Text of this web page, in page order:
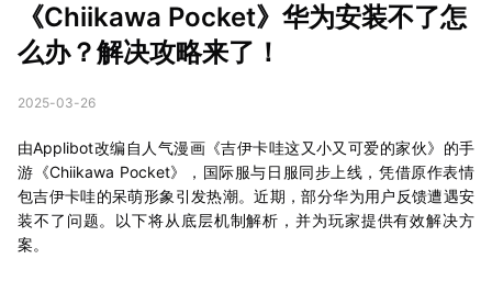
《Chiikawa Pocket》华为安装不了怎
么办？解决攻略来了！
2025-03-26
由Applibot改编自人气漫画《吉伊卡哇这又小又可爱的家伙》的手
游《Chiikawa Pocket》，国际服与日服同步上线，凭借原作表情
包吉伊卡哇的呆萌形象引发热潮。近期，部分华为用户反馈遭遇安
装不了问题。以下将从底层机制解析，并为玩家提供有效解决方
案。